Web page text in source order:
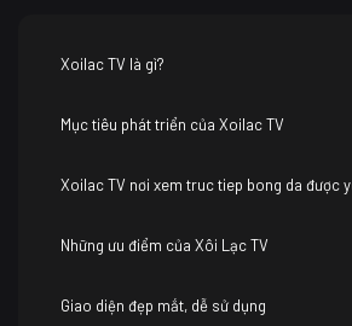
Xoilac TV là gì?
Mục tiêu phát triển của Xoilac TV
Xoilac TV nơi xem truc tiep bong da được
Những ưu điểm của Xôi Lạc TV
Giao diện đẹp mắt, dễ sử dụng